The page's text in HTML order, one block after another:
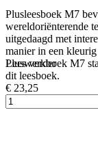
Plusleesboek M7
wereldoriënterende
uitgedaagd met
manier in een
Pluswerkboek M7
dit leesboek.
Lees verder
€ 23,25